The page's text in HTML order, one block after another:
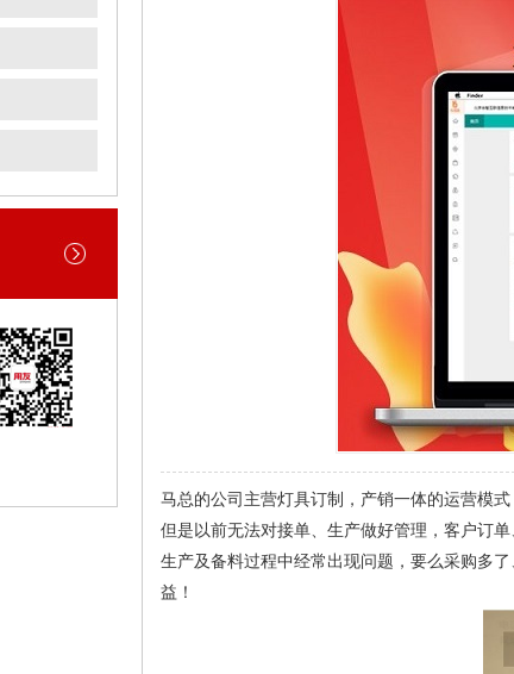
马总的公司主营灯具订制，产销一体的运营模
但是以前无法对接单、生产做好管理，客户订
生产及备料过程中经常出现问题，要么采购多
益！